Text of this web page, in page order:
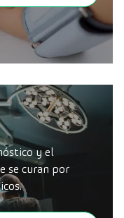
y el
se curan por